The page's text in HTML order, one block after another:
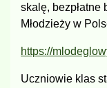
skalę, bezpłatne
Młodzieży w
https://
Uczniowie klas